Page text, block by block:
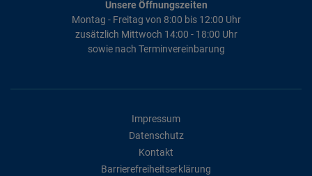
Unsere Öffnungszeiten
Montag - Freitag von 8:00 bis 12:00 Uhr
zusätzlich Mittwoch 14:00 - 18:00 Uhr
sowie nach Terminvereinbarung
Impressum
Datenschutz
Kontakt
Barrierefreiheitserklärung